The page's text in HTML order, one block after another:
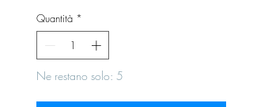
Quantità *
Ne restano solo: 5